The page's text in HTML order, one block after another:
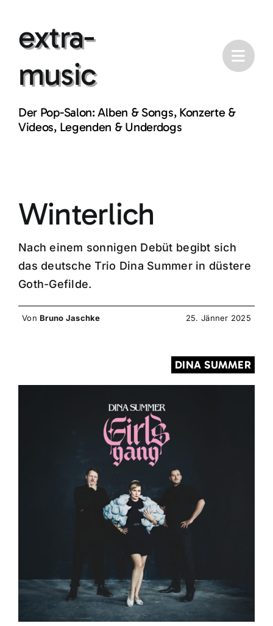
contentextra-
music
Der Pop-Salon: Alben & Songs, Konzerte &
Videos, Legenden & Underdogs
Winterlich
Nach einem sonnigen Debüt begibt sich
das deutsche Trio Dina Summer in düstere
Goth-Gefilde.
VonBruno Jaschke 25. Jänner 2025
DINA SUMMER